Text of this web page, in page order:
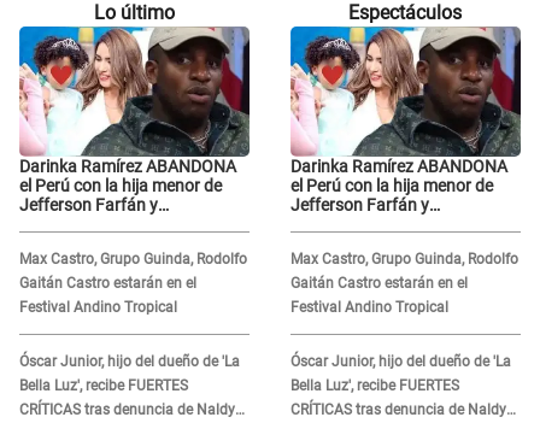
Lo último
Darinka Ramírez ABANDONA
el Perú con la hija menor de
Jefferson Farfán y
Max Castro, Grupo Guinda, Rodolfo
Gaitán Castro estarán en el
Festival Andino Tropical
Óscar Junior, hijo del dueño de 'La
Bella Luz', recibe FUERTES
CRÍTICAS tras denuncia de Naldy
Espectáculos
Darinka Ramírez ABANDONA
el Perú con la hija menor de
Jefferson Farfán y
Max Castro, Grupo Guinda, Rodolfo
Gaitán Castro estarán en el
Festival Andino Tropical
Óscar Junior, hijo del dueño de 'La
Bella Luz', recibe FUERTES
CRÍTICAS tras denuncia de Naldy